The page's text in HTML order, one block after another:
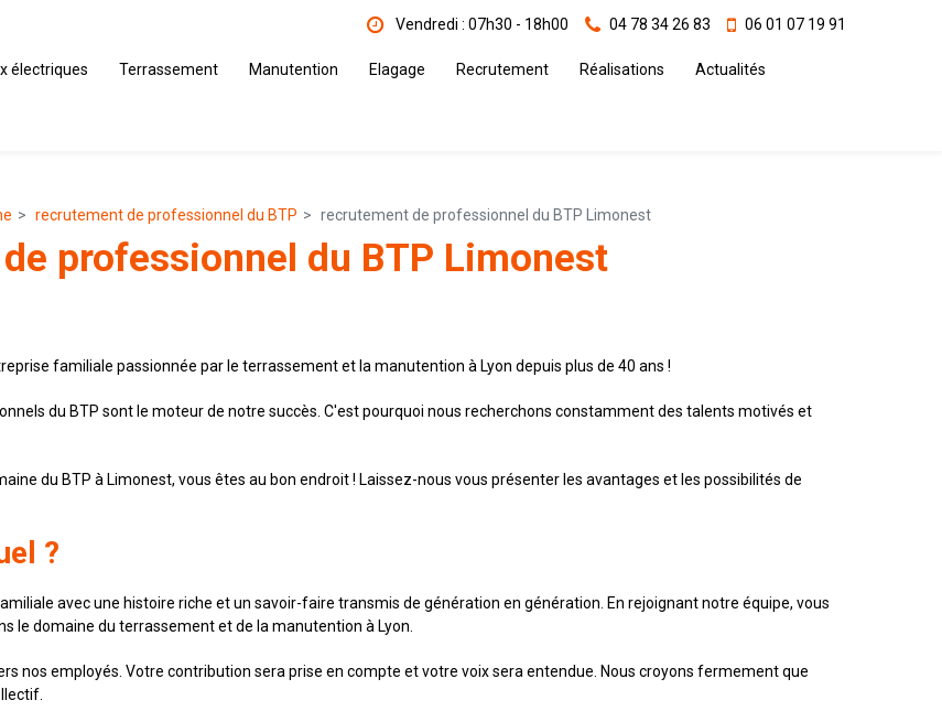
Vendredi : 07h30 - 18h00 04 78 34 26 83 06 01 07 19 91
électriques Terrassement Manutention Elagage Recrutement Réalisations Actualités
recrutement de professionnel du BTP recrutement de professionnel du BTP Limonest
professionnel du BTP Limonest
familiale passionnée par le terrassement et la manutention à Lyon depuis plus de 40 ans !
du BTP sont le moteur de notre succès. C'est pourquoi nous recherchons constamment des talents motivés et
du BTP à Limonest, vous êtes au bon endroit ! Laissez-nous vous présenter les avantages et les possibilités de
?
avec une histoire riche et un savoir-faire transmis de génération en génération. En rejoignant notre équipe, vous
le domaine du terrassement et de la manutention à Lyon.
nos employés. Votre contribution sera prise en compte et votre voix sera entendue. Nous croyons fermement que